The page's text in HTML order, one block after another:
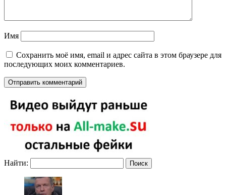
Имя
Сохранить моё имя, email и адрес сайта в этом браузере для
последующих моих комментариев.
Найти: